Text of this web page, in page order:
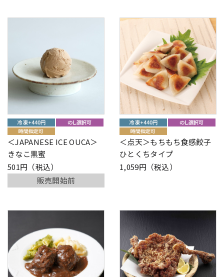
＜JAPANESE ICE OUCA＞
きなこ黒蜜
501円（税込）
販売開始前
＜点天＞もちもち食感餃子
ひとくちタイプ
1,059円（税込）